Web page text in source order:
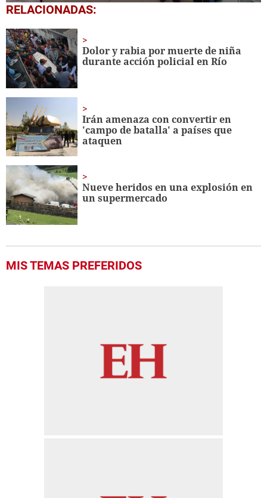
0
seconds
1
minute,
56
seconds
RELACIONADAS:
Dolor y rabia por muerte de niña
durante acción policial en Río
Irán amenaza con convertir en
'campo de batalla' a países que
ataquen
Nueve heridos en una explosión en
un supermercado
MIS TEMAS PREFERIDOS